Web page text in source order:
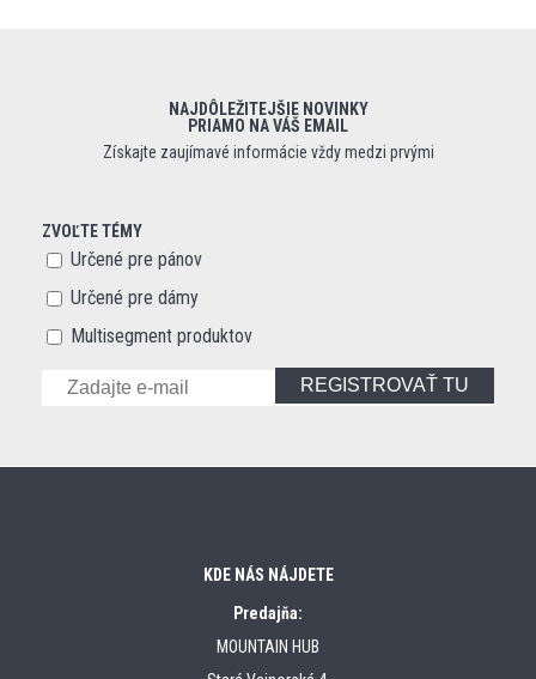
NAJDÔLEŽITEJŠIE NOVINKY
PRIAMO NA VÁŠ EMAIL
Získajte zaujímavé informácie vždy medzi prvými
ZVOĽTE TÉMY
Určené pre pánov
Určené pre dámy
Multisegment produktov
REGISTROVAŤ TU
KDE NÁS NÁJDETE
Predajňa:
MOUNTAIN HUB